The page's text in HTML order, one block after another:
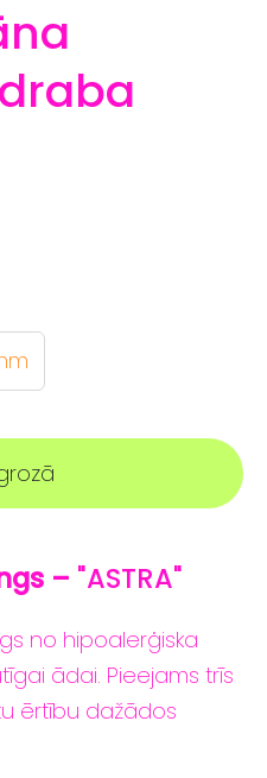
– "ASTRA"
no hipoalerģiska
ādai. Pieejams trīs
ērtību dažādos